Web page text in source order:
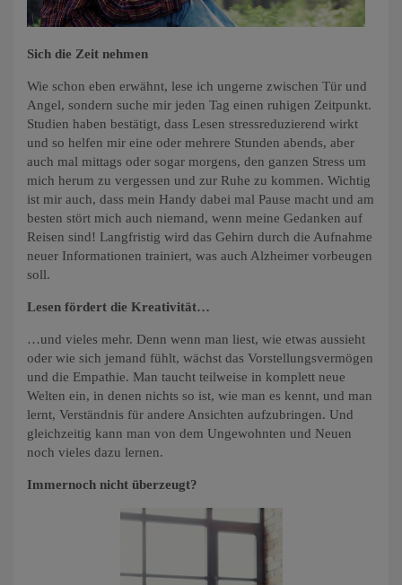
Sich die Zeit nehmen
Wie schon eben erwähnt, lese ich ungerne zwischen Tür und
Angel, sondern suche mir jeden Tag einen ruhigen Zeitpunkt.
Studien haben bestätigt, dass Lesen stressreduzierend wirkt
und so helfen mir eine oder mehrere Stunden abends, aber
auch mal mittags oder sogar morgens, den ganzen Stress um
mich herum zu vergessen und zur Ruhe zu kommen. Wichtig
ist mir auch, dass mein Handy dabei mal Pause macht und am
besten stört mich auch niemand, wenn meine Gedanken auf
Reisen sind! Langfristig wird das Gehirn durch die Aufnahme
neuer Informationen trainiert, was auch Alzheimer vorbeugen
soll.
Lesen fördert die Kreativität…
…und vieles mehr. Denn wenn man liest, wie etwas aussieht
oder wie sich jemand fühlt, wächst das Vorstellungsvermögen
und die Empathie. Man taucht teilweise in komplett neue
Welten ein, in denen nichts so ist, wie man es kennt, und man
lernt, Verständnis für andere Ansichten aufzubringen. Und
gleichzeitig kann man von dem Ungewohnten und Neuen
noch vieles dazu lernen.
Immernoch nicht überzeugt?